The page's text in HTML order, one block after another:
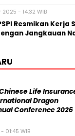
- 14:32 WIB
Resmikan
Jangkauan
Life
Dragon
Conference 2026
01:45 WIB